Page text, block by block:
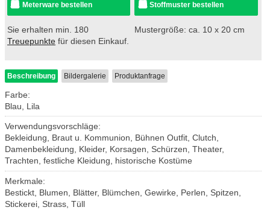
Meterware bestellen
Sie erhalten min. 180
Treuepunkte für diesen Einkauf.
Stoffmuster bestellen
Mustergröße: ca. 10 x 20 cm
Beschreibung Bildergalerie Produktanfrage
Farbe:
Blau, Lila
Verwendungsvorschläge:
Bekleidung, Braut u. Kommunion, Bühnen Outfit, Clutch,
Damenbekleidung, Kleider, Korsagen, Schürzen, Theater,
Trachten, festliche Kleidung, historische Kostüme
Merkmale:
Bestickt, Blumen, Blätter, Blümchen, Gewirke, Perlen, Spitzen,
Stickerei, Strass, Tüll